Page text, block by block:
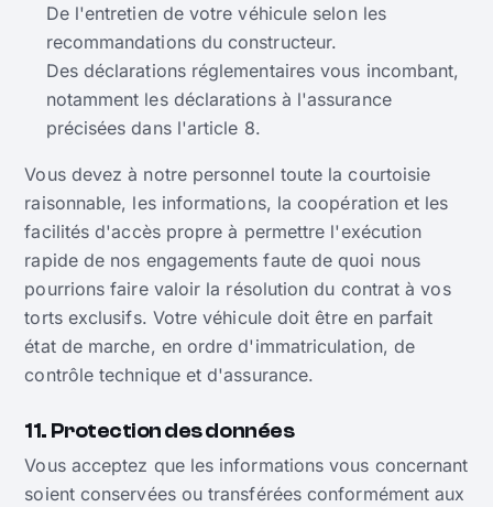
De l'entretien de votre véhicule selon les
recommandations du constructeur.
Des déclarations réglementaires vous incombant,
notamment les déclarations à l'assurance
précisées dans l'article 8.
Vous devez à notre personnel toute la courtoisie
raisonnable, les informations, la coopération et les
facilités d'accès propre à permettre l'exécution
rapide de nos engagements faute de quoi nous
pourrions faire valoir la résolution du contrat à vos
torts exclusifs. Votre véhicule doit être en parfait
état de marche, en ordre d'immatriculation, de
contrôle technique et d'assurance.
11. Protection des données
Vous acceptez que les informations vous concernant
soient conservées ou transférées conformément aux